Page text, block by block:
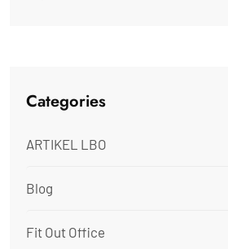
Categories
ARTIKEL LBO
Blog
Fit Out Office